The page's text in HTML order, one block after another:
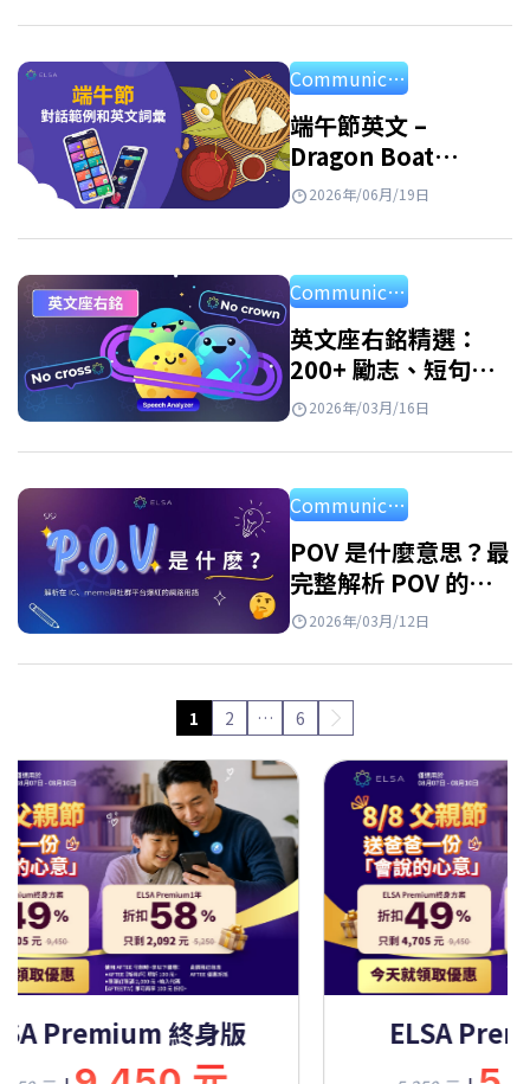
Communication
端午節英文 –
Dragon Boat
Festival：意義、習
2026年/06月/19日
Communication
英文座右銘精選：
200+ 勵志、短句與
名人 motto
2026年/03月/16日
Communication
POV 是什麼意思？最
完整解析 POV 的含
義與用法
2026年/03月/12日
1 2 … 6
Premium 一年 ELSA Premium